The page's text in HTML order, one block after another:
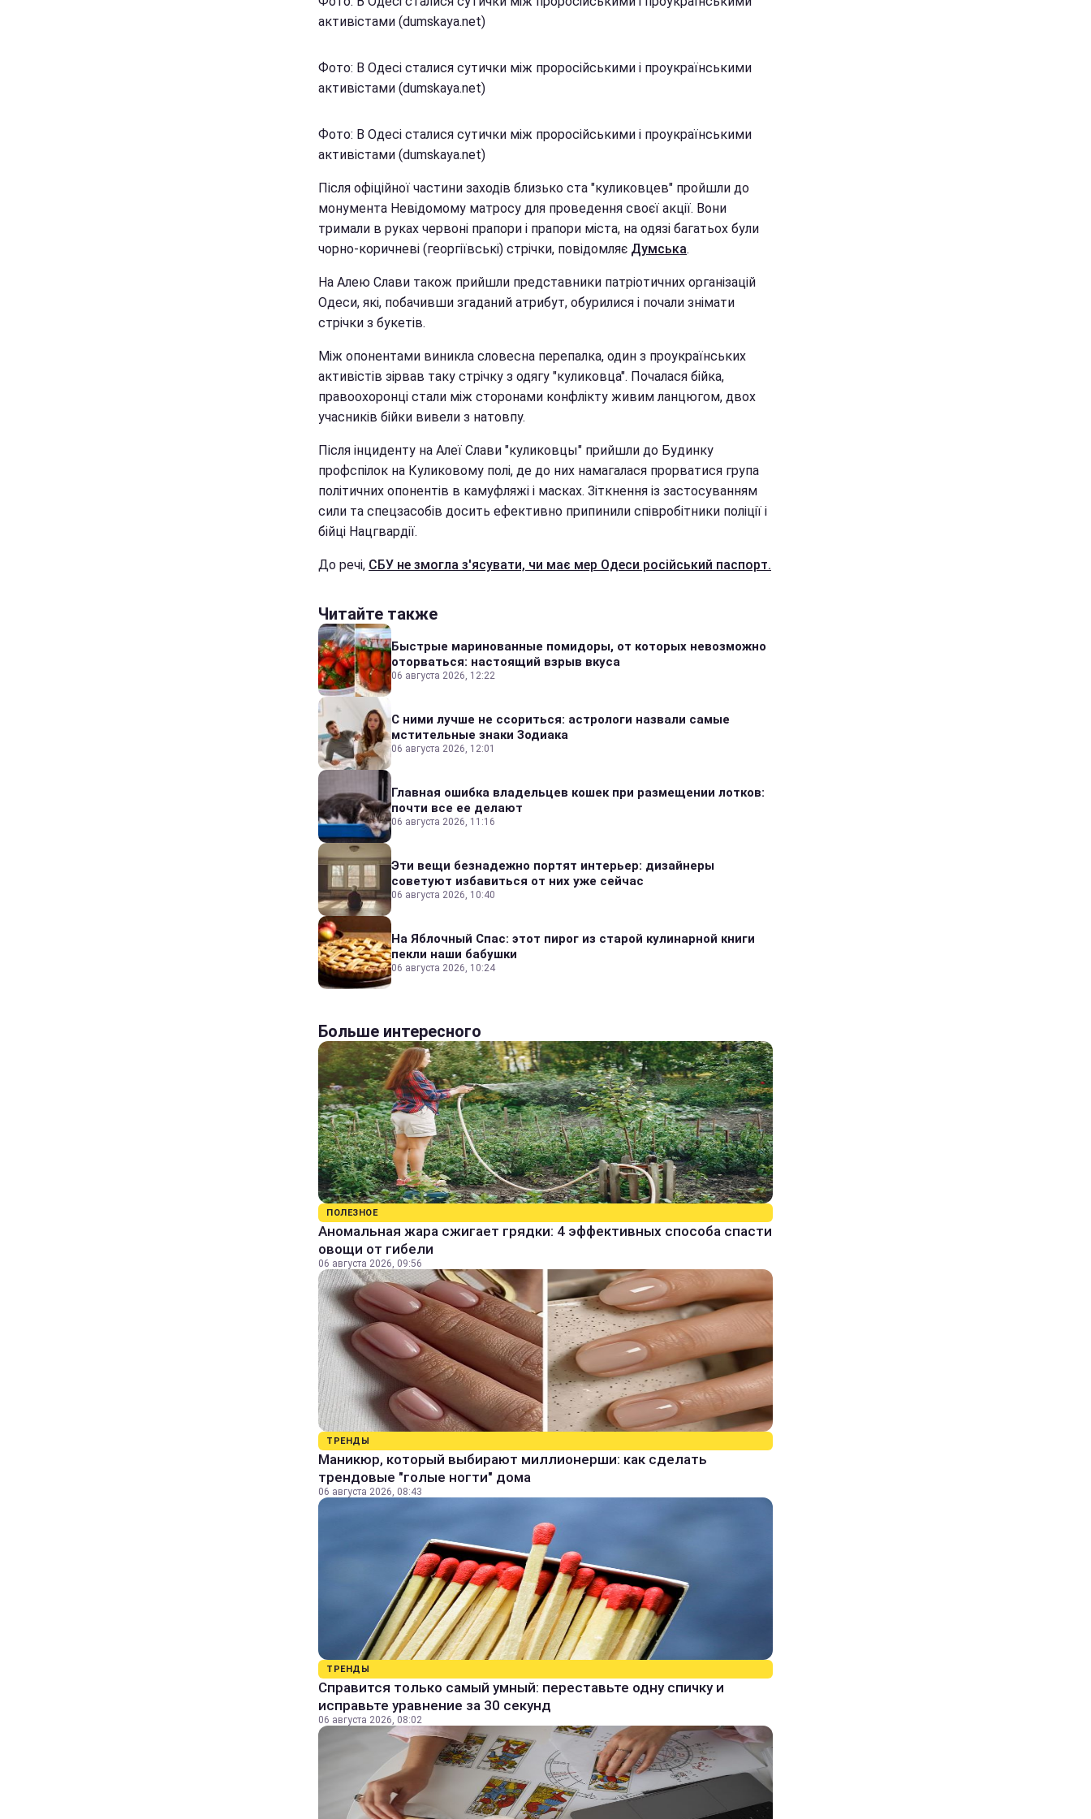
активістами (dumskaya.net)
Фото: В Одесі сталися сутички між проросійськими і проукраїнськими
активістами (dumskaya.net)
Фото: В Одесі сталися сутички між проросійськими і проукраїнськими
активістами (dumskaya.net)
Після офіційної частини заходів близько ста "куликовцев" пройшли до
монумента Невідомому матросу для проведення своєї акції. Вони
тримали в руках червоні прапори і прапори міста, на одязі багатьох були
чорно-коричневі (георгіївські) стрічки, повідомляє Думська.
На Алею Слави також прийшли представники патріотичних організацій
Одеси, які, побачивши згаданий атрибут, обурилися і почали знімати
стрічки з букетів.
Між опонентами виникла словесна перепалка, один з проукраїнських
активістів зірвав таку стрічку з одягу "куликовца". Почалася бійка,
правоохоронці стали між сторонами конфлікту живим ланцюгом, двох
учасників бійки вивели з натовпу.
Після інциденту на Алеї Слави "куликовцы" прийшли до Будинку
профспілок на Куликовому полі, де до них намагалася прорватися група
політичних опонентів в камуфляжі і масках. Зіткнення із застосуванням
сили та спецзасобів досить ефективно припинили співробітники поліції і
бійці Нацгвардії.
До речі, СБУ не змогла з'ясувати, чи має мер Одеси російський паспорт.
Читайте также
Быстрые маринованные помидоры, от которых невозможно
оторваться: настоящий взрыв вкуса
06 августа 2026, 12:22
С ними лучше не ссориться: астрологи назвали самые
мстительные знаки Зодиака
06 августа 2026, 12:01
Главная ошибка владельцев кошек при размещении лотков:
почти все ее делают
06 августа 2026, 11:16
Эти вещи безнадежно портят интерьер: дизайнеры
советуют избавиться от них уже сейчас
06 августа 2026, 10:40
На Яблочный Спас: этот пирог из старой кулинарной книги
пекли наши бабушки
06 августа 2026, 10:24
Больше интересного
ПОЛЕЗНОЕ
Аномальная жара сжигает грядки: 4 эффективных способа спасти
овощи от гибели
06 августа 2026, 09:56
ТРЕНДЫ
Маникюр, который выбирают миллионерши: как сделать
трендовые "голые ногти" дома
06 августа 2026, 08:43
ТРЕНДЫ
Справится только самый умный: переставьте одну спичку и
исправьте уравнение за 30 секунд
06 августа 2026, 08:02